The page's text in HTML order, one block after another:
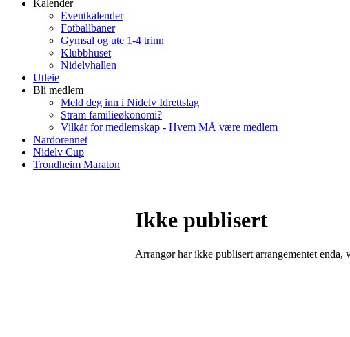
Kalender
Eventkalender
Fotballbaner
Gymsal og ute 1-4 trinn
Klubbhuset
Nidelvhallen
Utleie
Bli medlem
Meld deg inn i Nidelv Idrettslag
Stram familieøkonomi?
Vilkår for medlemskap - Hvem MÅ være medlem
Nardorennet
Nidelv Cup
Trondheim Maraton
Ikke publisert
Arrangør har ikke publisert arrangementet enda,